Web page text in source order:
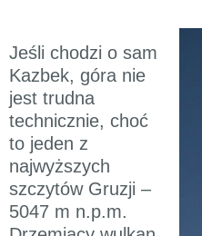
Jeśli chodzi o sam
Kazbek, góra nie
jest trudna
technicznie, choć
to jeden z
najwyższych
szczytów Gruzji –
5047 m n.p.m.